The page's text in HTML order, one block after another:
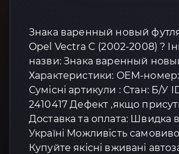
Знака варенный новый
Opel Vectra C (2002-2008) ?
назви: Знака варенный
Характеристики: OEM-номер:
Сумісні артикули : Стан: Б/У
2410417 Дефект ,якщо
Доставка та оплата: Швидка
Україні Можливість
Купуйте якісні вживані